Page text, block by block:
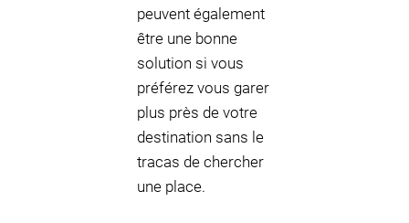
peuvent également
être une bonne
solution si vous
préférez vous garer
plus près de votre
destination sans le
tracas de chercher
une place.